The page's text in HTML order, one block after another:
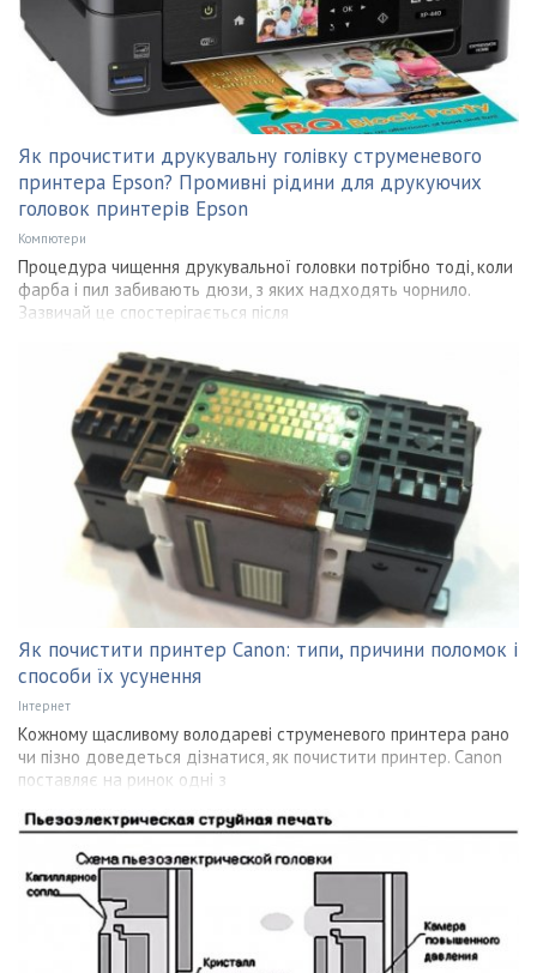
Як прочистити друкувальну голівку струменевого
принтера Epson? Промивні рідини для друкуючих
головок принтерів Epson
Компютери
Процедура чищення друкувальної головки потрібно тоді, коли
фарба і пил забивають дюзи, з яких надходять чорнило.
Зазвичай це спостерігається після
Як почистити принтер Canon: типи, причини поломок і
способи їх усунення
Інтернет
Кожному щасливому володареві струменевого принтера рано
чи пізно доведеться дізнатися, як почистити принтер. Canon
поставляє на ринок одні з